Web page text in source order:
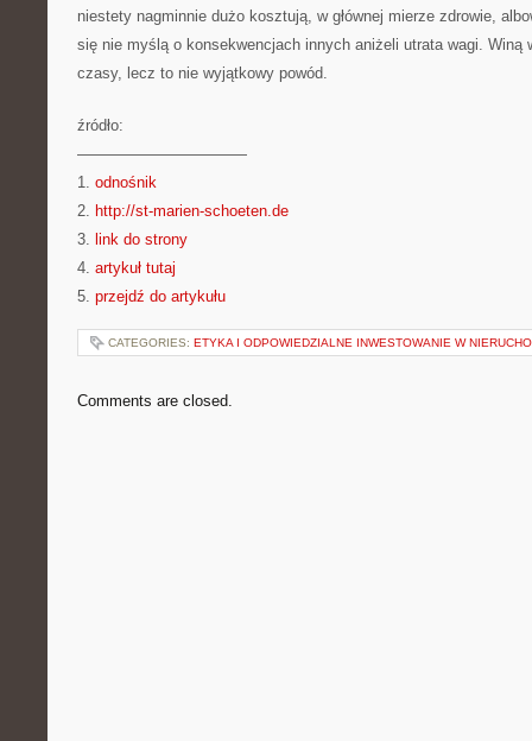
niestety nagminnie dużo kosztują, w głównej mierze zdrowie,
się nie myślą o konsekwencjach innych aniżeli utrata wagi. Winą
czasy, lecz to nie wyjątkowy powód.
źródło:
———————————
1. odnośnik
2. http://st-marien-schoeten.de
3. link do strony
4. artykuł tutaj
5. przejdź do artykułu
CATEGORIES: ETYKA I ODPOWIEDZIALNE INWESTOWANIE W
Comments are closed.